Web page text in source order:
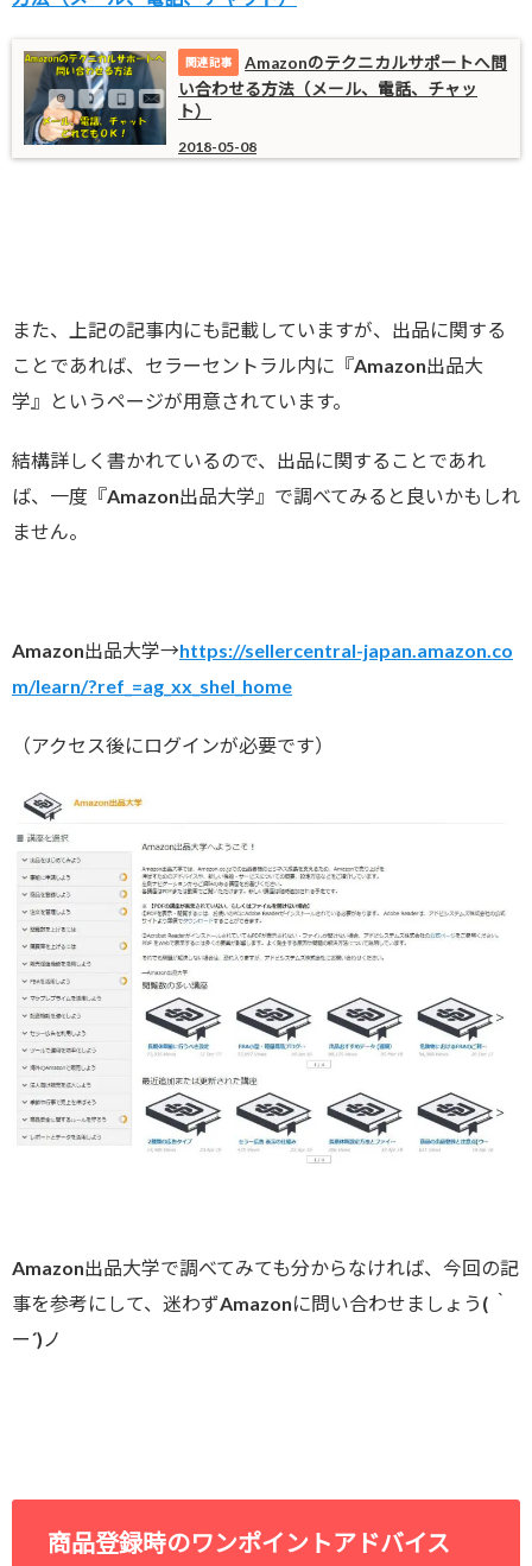
Amazonのテクニカルサポートへ問
い合わせる方法（メール、電話、チャッ
ト）
2018-05-08
また、上記の記事内にも記載していますが、出品に関する
ことであれば、セラーセントラル内に『Amazon出品大
学』というページが用意されています。
結構詳しく書かれているので、出品に関することであれ
ば、一度『Amazon出品大学』で調べてみると良いかもしれ
ません。
Amazon出品大学→https://sellercentral-japan.amazon.co
m/learn/?ref_=ag_xx_shel_home
（アクセス後にログインが必要です）
Amazon出品大学で調べてみても分からなければ、今回の記
事を参考にして、迷わずAmazonに問い合わせましょう( ｀
ー´)ノ
商品登録時のワンポイントアドバイス